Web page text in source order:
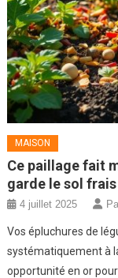
MAISON
Ce paillage fait
garde le sol
4 juillet 2025
Vos épluchures de
systématiquement à
opportunité en or